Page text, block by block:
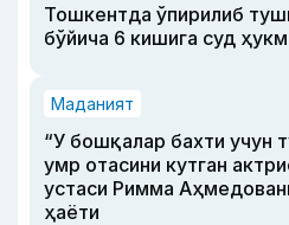
Тошкентда ўпирилиб
бўйича 6 кишига суд
Маданият
“У бошқалар бахти учун
умр отасини кутган
устаси Римма
ҳаёти